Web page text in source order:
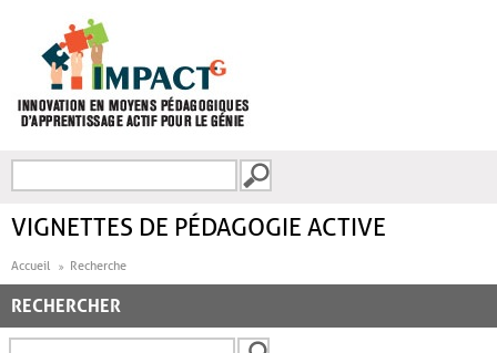
FORMULAIRE DE
VIGNETTES DE PÉDAGOGIE ACTIVE
Accueil Recherche
RECHERCHER